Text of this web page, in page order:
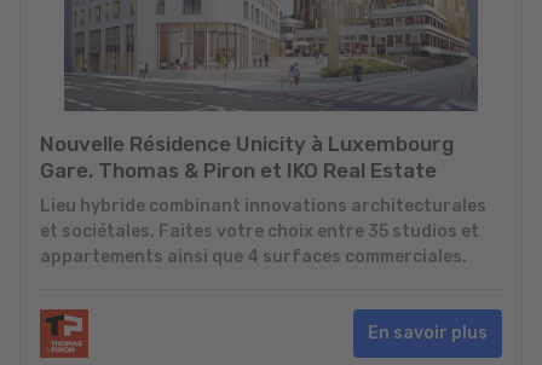
Nouvelle Résidence Unicity à Luxembourg
Gare. Thomas & Piron et IKO Real Estate
Lieu hybride combinant innovations architecturales
et sociétales. Faites votre choix entre 35 studios et
appartements ainsi que 4 surfaces commerciales.
En savoir plus